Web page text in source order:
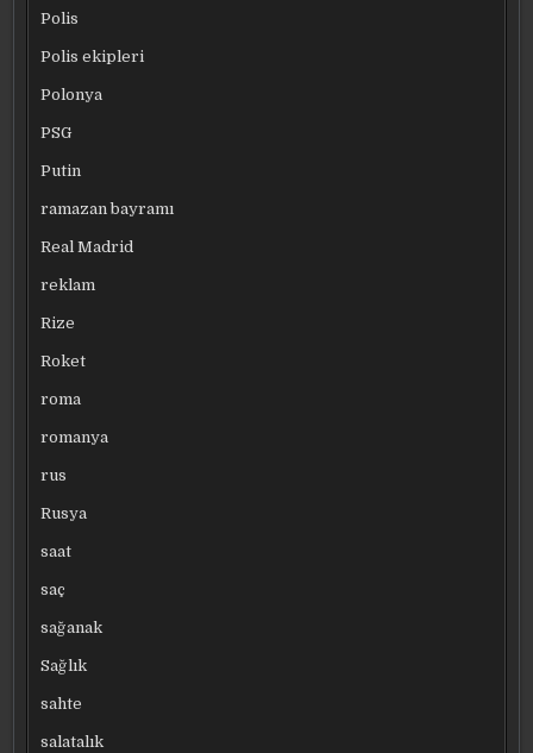
Polis
Polis ekipleri
Polonya
PSG
Putin
ramazan bayramı
Real Madrid
reklam
Rize
Roket
roma
romanya
rus
Rusya
saat
saç
sağanak
Sağlık
sahte
salatalık